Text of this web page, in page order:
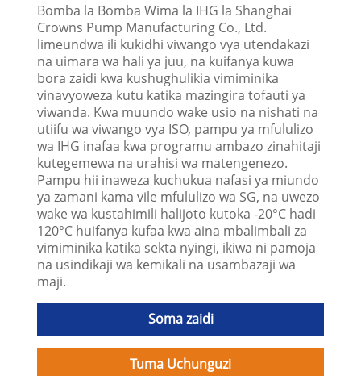
Bomba la Bomba Wima la IHG la Shanghai
Crowns Pump Manufacturing Co., Ltd.
limeundwa ili kukidhi viwango vya utendakazi
na uimara wa hali ya juu, na kuifanya kuwa
bora zaidi kwa kushughulikia vimiminika
vinavyoweza kutu katika mazingira tofauti ya
viwanda. Kwa muundo wake usio na nishati na
utiifu wa viwango vya ISO, pampu ya mfululizo
wa IHG inafaa kwa programu ambazo zinahitaji
kutegemewa na urahisi wa matengenezo.
Pampu hii inaweza kuchukua nafasi ya miundo
ya zamani kama vile mfululizo wa SG, na uwezo
wake wa kustahimili halijoto kutoka -20°C hadi
120°C huifanya kufaa kwa aina mbalimbali za
vimiminika katika sekta nyingi, ikiwa ni pamoja
na usindikaji wa kemikali na usambazaji wa
maji.
Soma zaidi
Tuma Uchunguzi